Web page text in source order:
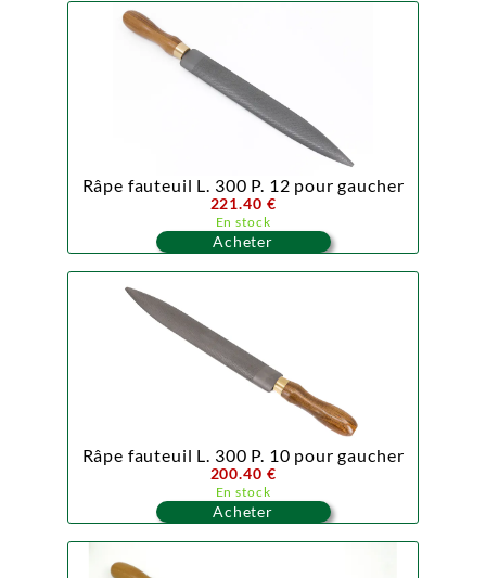
Râpe fauteuil L. 300 P. 12 pour gaucher
221.40 €
En stock
Acheter
Râpe fauteuil L. 300 P. 10 pour gaucher
200.40 €
En stock
Acheter